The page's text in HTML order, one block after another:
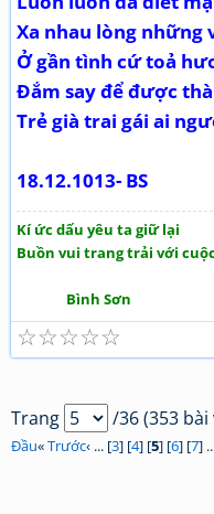
Xa nhau lòng những
Ở gần tình cứ toả
Đắm say để được
Trẻ già trai gái ai
18.12.1013- BS
Kí ức dấu yêu ta giữ lại
Buồn vui trang trải với
Bình Sơn
☆
☆
☆
☆
☆
Trang /36 (353 bài
Đầu«Trước‹ ... [3] [4] [5] [6] [7]